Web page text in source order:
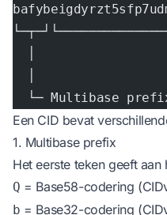
│
└─ Multibase
Een CID bevat
1. Multibase prefix
Het eerste teken geeft
Q = Base58-codering
b = Base32-codering